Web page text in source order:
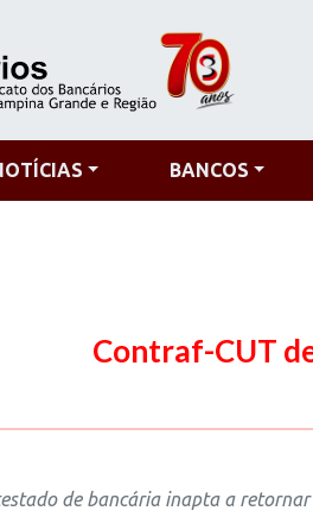
BANCOS
Contraf-CUT
de bancária inapta a